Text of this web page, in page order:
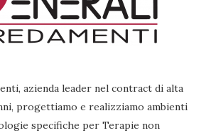
azienda leader nel contract di alta
progettiamo e realizziamo ambienti
specifiche per Terapie non